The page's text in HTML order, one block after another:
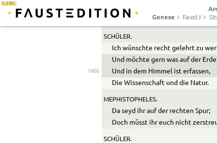
1.3 RC
Genese
Faust I
Erklärt euch, eh’ ihr weiter geht,
Was wählt ihr für eine Facultät?
SCHÜLER.
Ich wünschte recht gelehrt zu
Und möchte gern was auf der
1900
Und in dem Himmel ist erfassen,
Die Wissenschaft und die Natur.
MEPHISTOPHELES.
Da seyd ihr auf der rechten Spur;
Doch müsst ihr euch nicht
SCHÜLER.